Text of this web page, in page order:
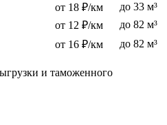
от 18 ₽/км
до 33 м³
от 12 ₽/км
до 82 м³
от 16 ₽/км до 82 м³
и таможенного